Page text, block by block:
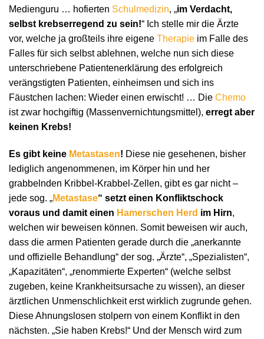
Medienguru … hofierten Schulmedizin, „im Verdacht,
selbst krebserregend zu sein!“ Ich stelle mir die Ärzte
vor, welche ja großteils ihre eigene Therapie im Falle des
Falles für sich selbst ablehnen, welche nun sich diese
unterschriebene Patientenerklärung des erfolgreich
verängstigten Patienten, einheimsen und sich ins
Fäustchen lachen: Wieder einen erwischt! … Die Chemo
ist zwar hochgiftig (Massenvernichtungsmittel), erregt aber
keinen Krebs!
Es gibt keine Metastasen! Diese nie gesehenen, bisher
lediglich angenommenen, im Körper hin und her
grabbelnden Kribbel-Krabbel-Zellen, gibt es gar nicht –
jede sog. „Metastase“ setzt einen Konfliktschock
voraus und damit einen Hamerschen Herd im Hirn,
welchen wir beweisen können. Somit beweisen wir auch,
dass die armen Patienten gerade durch die „anerkannte
und offizielle Behandlung“ der sog. „Ärzte“, „Spezialisten“,
„Kapazitäten“, „renommierte Experten“ (welche selbst
zugeben, keine Krankheitsursache zu wissen), an dieser
ärztlichen Unmenschlichkeit erst wirklich zugrunde gehen.
Diese Ahnungslosen stolpern von einem Konflikt in den
nächsten. „Sie haben Krebs!“ Und der Mensch wird zum